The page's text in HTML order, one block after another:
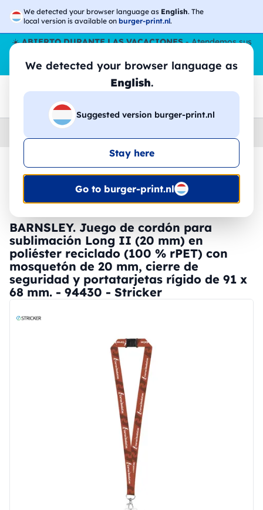
We detected your browser language as English. The
local version is available on burger-print.nl.
We detected your browser language as
English.
Suggested version burger-print.nl
Stay here
Go to burger-print.nl
☀️ABIERTO DURANTE LAS VACACIONES- Atendemos sus
pedidos durante todo el verano, incluso en agosto.
Sin parar
😎🌴
Home llaveros-y-cordones-personalizados
🔥 -30% de impresión DTF
BARNSLEY. Juego de cordón para
sublimación Long II (20 mm) en
poliéster reciclado (100 % rPET) con
mosquetón de 20 mm, cierre de
seguridad y portatarjetas rígido de 91 x
68 mm. - 94430 - Stricker